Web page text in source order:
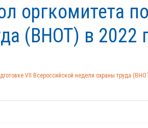
оргкомитета
(ВНОТ) в 2022
VII Всероссийской недели охраны труда